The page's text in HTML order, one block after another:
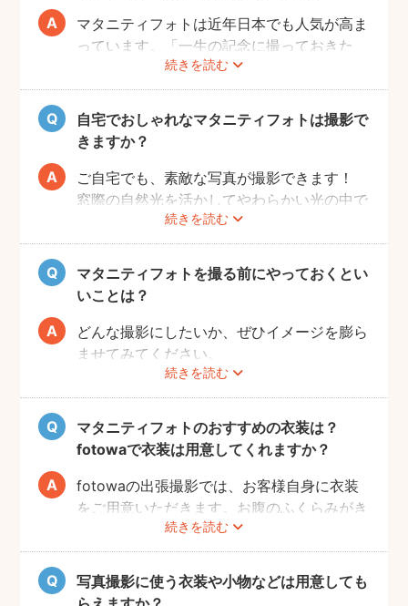
続きを読む
マタニティフォトは近年日本でも人気が高ま
っています。「一生の記念に撮っておきた
い」と考える方が増えているようです。
また、マタニティフォトを撮るべきか迷って
いらっしゃる方の多くに、「衣装がはずかし
い」「素肌を見られたくない」と考える方も
多いようです。
fotowaではご自宅への出張も可能ですの
で、ご夫婦らしい装いで自然体なマタニティ
フォトを撮影いただけます。
ご近所の公園でカジュアルに撮影したり、素
肌をみせる衣装ではご自宅で撮影するなど、
撮影時間の範囲内でシーンを変えることも可
能です。
自宅でおしゃれなマタニティフォトは撮影で
きますか？
続きを読む
ご自宅でも、素敵な写真が撮影できます！
窓際の自然光を活かしてやわらかい光の中で
撮影するのが人気です。妊婦さんはお部屋の
お片付けも大変かと思いますが、撮影したい
場所周辺だけお片付けいただく程度で大丈夫
です。
マタニティフォトを撮る前にやっておくとい
いことは？
続きを読む
どんな撮影にしたいか、ぜひイメージを膨ら
ませてみてください。
Instagramやママ向けの雑誌などで、素敵な
撮影事例を見たり、サッシュベルト等の撮影
小物について情報収集するのも楽しいです
よ。また、何より大事なのは被写体のママと
お腹の赤ちゃんの健康です。当日無理せず撮
影を行えるよう、日々健やかに過ごしていた
だければと思います。
マタニティフォトのおすすめの衣装は？
fotowaで衣装は用意してくれますか？
続きを読む
fotowaの出張撮影では、お客様自身に衣装
をご用意いただきます。お腹のふくらみがき
れいに見える薄手のお洋服や、チューブトッ
プにスカート等で、素肌を写すスタイルも人
気です。どうぞお好きな衣装で撮影を楽しん
でくださいね。
写真撮影に使う衣装や小物などは用意しても